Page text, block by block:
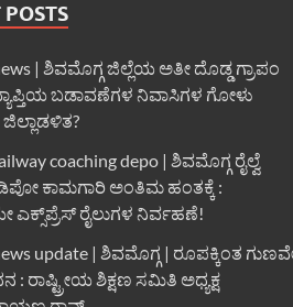
POSTS
| ಶಿವಮೊಗ್ಗ ಜಿಲ್ಲೆಯ ಅತೀ ದೊಡ್ಡ ಗ್ರಾಪಂ
ಬಡಾವಣೆಗಳ ನಿವಾಸಿಗಳ ಗೋಳು
coaching depo | ಶಿವಮೊಗ್ಗ ರೈಲ್ವೆ
ಕಾಮಗಾರಿ ಅಂತಿಮ ಹಂತಕ್ಕೆ :
ಎಕ್ಸ್‌ಪ್ರೆಸ್ ರೈಲುಗಳ ನಿರ್ವಹಣೆ!
update | ಶಿವಮೊಗ್ಗ | ರೂಪಕ್ಕಿಂತ
: ರಾಷ್ಟ್ರೀಯ ಶಿಕ್ಷಣ ಸಮಿತಿ ಅಧ್ಯಕ್ಷ